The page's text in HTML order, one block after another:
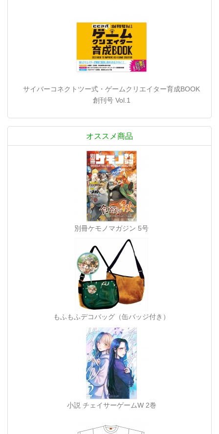
サイバーコネクトツー式・ゲームクリエイター育成BOOK
創刊号 Vol.1
オススメ商品
別冊ケモノマガジン 5号
もふもふデコバッグ（缶バッジ付き）
小説 チェイサーゲームW 2巻